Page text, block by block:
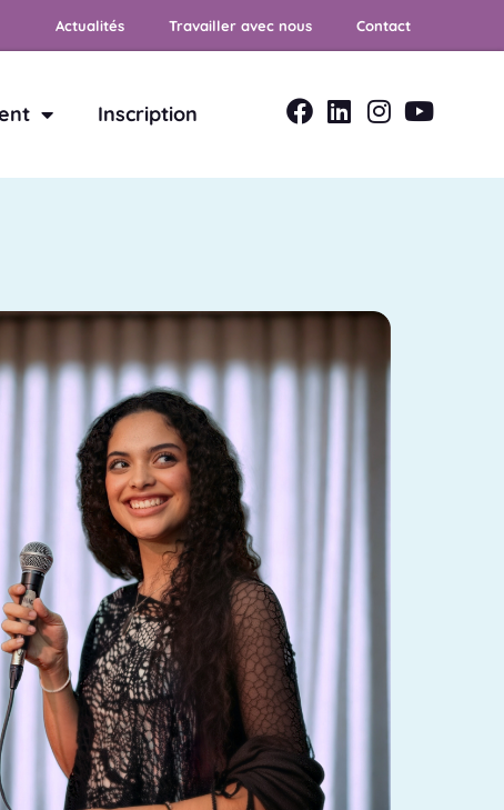
Actualités Travailler avec nous Contact
Inscription